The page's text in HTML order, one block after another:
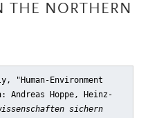
THE NORTHERN
Environment
Andreas Hoppe, Heinz-
sichern